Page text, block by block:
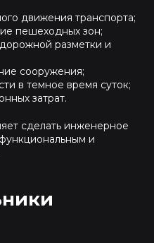
движения транспорта;
пешеходных зон;
разметки и
сооружения;
в темное время суток;
затрат.
сделать инженерное
и